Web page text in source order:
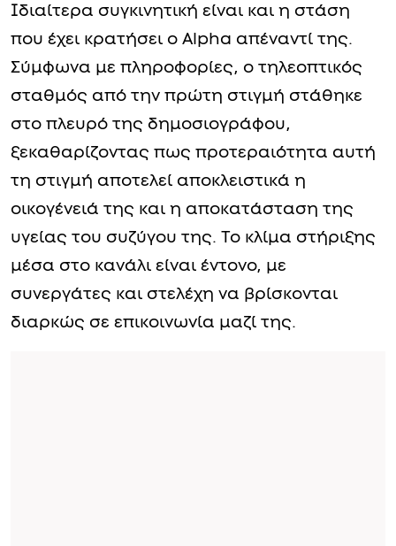
Ιδιαίτερα συγκινητική είναι και η στάση
που έχει κρατήσει ο Alpha απέναντί της.
Σύμφωνα με πληροφορίες, ο τηλεοπτικός
σταθμός από την πρώτη στιγμή στάθηκε
στο πλευρό της δημοσιογράφου,
ξεκαθαρίζοντας πως προτεραιότητα αυτή
τη στιγμή αποτελεί αποκλειστικά η
οικογένειά της και η αποκατάσταση της
υγείας του συζύγου της. Το κλίμα στήριξης
μέσα στο κανάλι είναι έντονο, με
συνεργάτες και στελέχη να βρίσκονται
διαρκώς σε επικοινωνία μαζί της.